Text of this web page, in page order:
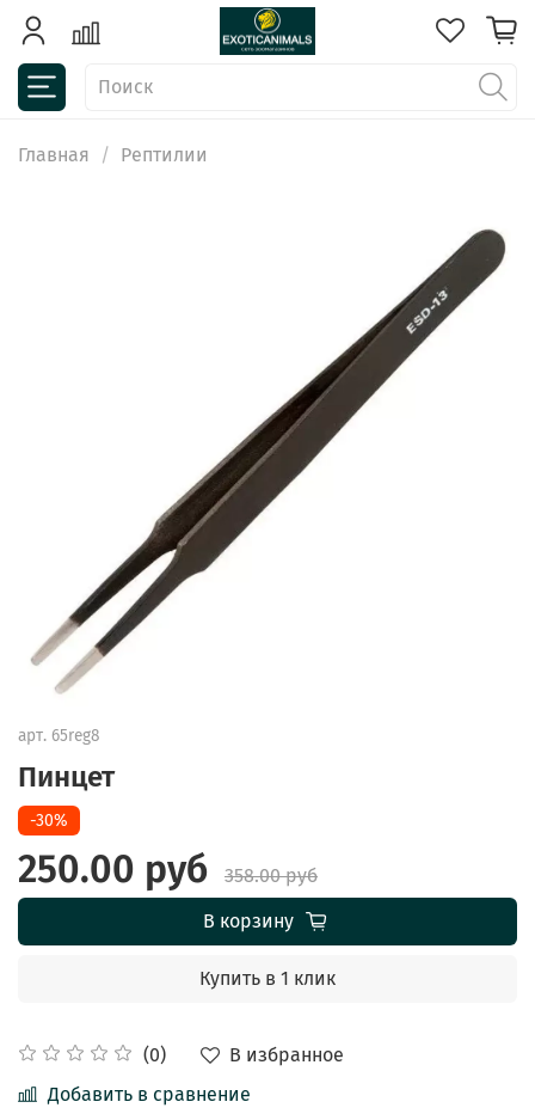
Главная Рептилии
арт. 65reg8
Пинцет
(0)
В избранное
Добавить в сравнение
-30%
250.00 руб
358.00 руб
В корзину
Купить в 1 клик